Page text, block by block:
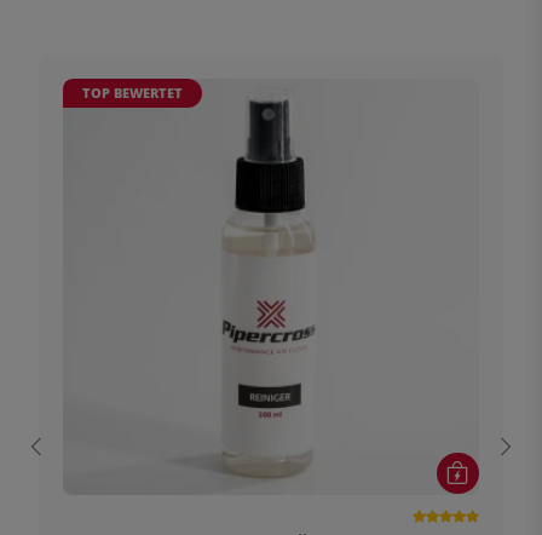
TOP BEWERTET